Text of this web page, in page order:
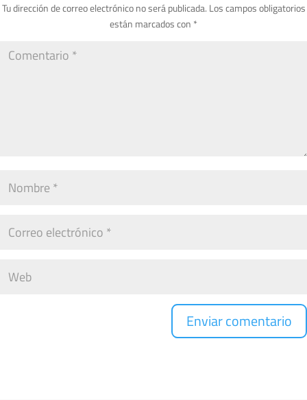
Tu dirección de correo electrónico no será publicada. Los campos obligatorios
están marcados con *